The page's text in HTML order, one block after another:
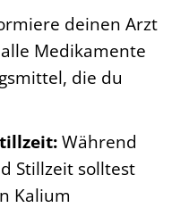
deinen Arzt
Medikamente
die du
Während
Stillzeit solltest
Kalium